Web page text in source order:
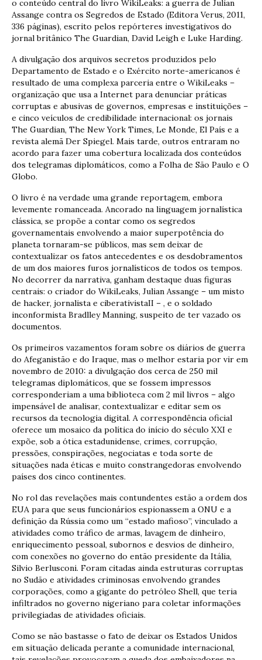
o conteúdo central do livro WikiLeaks: a guerra de Julian
Assange contra os Segredos de Estado (Editora Verus, 2011,
336 páginas), escrito pelos repórteres investigativos do
jornal britânico The Guardian, David Leigh e Luke Harding.
A divulgação dos arquivos secretos produzidos pelo
Departamento de Estado e o Exército norte-americanos é
resultado de uma complexa parceria entre o WikiLeaks –
organização que usa a Internet para denunciar práticas
corruptas e abusivas de governos, empresas e instituições –
e cinco veículos de credibilidade internacional: os jornais
The Guardian, The New York Times, Le Monde, El País e a
revista alemã Der Spiegel. Mais tarde, outros entraram no
acordo para fazer uma cobertura localizada dos conteúdos
dos telegramas diplomáticos, como a Folha de São Paulo e O
Globo.
O livro é na verdade uma grande reportagem, embora
levemente romanceada. Ancorado na linguagem jornalística
clássica, se propõe a contar como os segredos
governamentais envolvendo a maior superpotência do
planeta tornaram-se públicos, mas sem deixar de
contextualizar os fatos antecedentes e os desdobramentos
de um dos maiores furos jornalísticos de todos os tempos.
No decorrer da narrativa, ganham destaque duas figuras
centrais: o criador do WikiLeaks, Julian Assange – um misto
de hacker, jornalista e ciberativistaII – , e o soldado
inconformista Bradlley Manning, suspeito de ter vazado os
documentos.
Os primeiros vazamentos foram sobre os diários de guerra
do Afeganistão e do Iraque, mas o melhor estaria por vir em
novembro de 2010: a divulgação dos cerca de 250 mil
telegramas diplomáticos, que se fossem impressos
corresponderiam a uma biblioteca com 2 mil livros – algo
impensável de analisar, contextualizar e editar sem os
recursos da tecnologia digital. A correspondência oficial
oferece um mosaico da política do início do século XXI e
expõe, sob a ótica estadunidense, crimes, corrupção,
pressões, conspirações, negociatas e toda sorte de
situações nada éticas e muito constrangedoras envolvendo
países dos cinco continentes.
No rol das revelações mais contundentes estão a ordem dos
EUA para que seus funcionários espionassem a ONU e a
definição da Rússia como um “estado mafioso”, vinculado a
atividades como tráfico de armas, lavagem de dinheiro,
enriquecimento pessoal, subornos e desvios de dinheiro,
com conexões no governo do então presidente da Itália,
Silvio Berlusconi. Foram citadas ainda estruturas corruptas
no Sudão e atividades criminosas envolvendo grandes
corporações, como a gigante do petróleo Shell, que teria
infiltrados no governo nigeriano para coletar informações
privilegiadas de atividades oficiais.
Como se não bastasse o fato de deixar os Estados Unidos
em situação delicada perante a comunidade internacional,